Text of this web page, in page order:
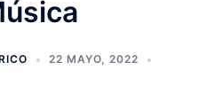
22 MAYO, 2022